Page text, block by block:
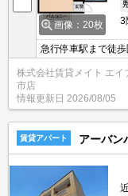
画像：20枚
3
急行停車駅まで徒
夏・寒い冬に大活
ン快適に過ごせま
株式会社賃貸メイト エイ
市店
情報更新日 2026/08/05
賃貸アパート アーバン